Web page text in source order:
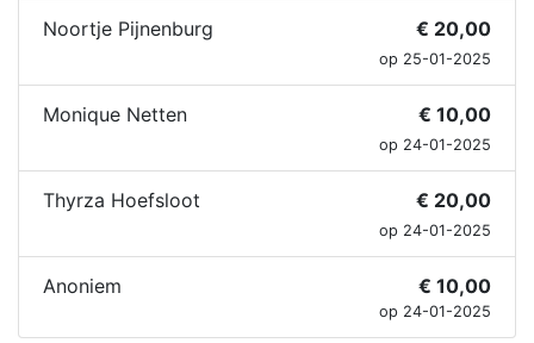
Noortje Pijnenburg € 20,00
op 25-01-2025
Monique Netten € 10,00
op 24-01-2025
Thyrza Hoefsloot € 20,00
op 24-01-2025
Anoniem € 10,00
op 24-01-2025